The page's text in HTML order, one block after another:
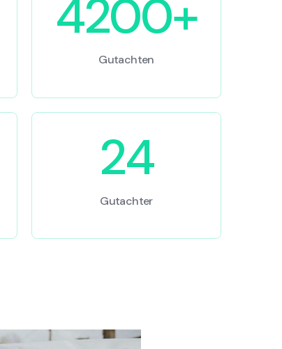
4200+
Gutachten
24
Gutachter